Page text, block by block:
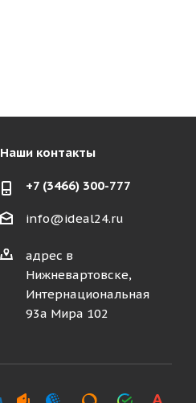
Наши контакты
+7 (3466) 300-777
info@ideal24.ru
адрес в
Нижневартовске,
Интернациональная
93а Мира 102